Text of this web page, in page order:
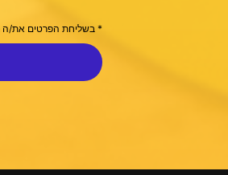
* בשליחת הפרטים את/